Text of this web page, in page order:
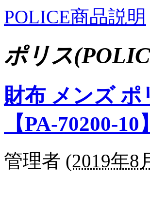
POLICE商品説明
ポリス
財布 メンズ
【PA-70200-10】
管理者 (2019年8